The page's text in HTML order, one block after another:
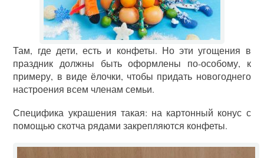
Там, где дети, есть и конфеты. Но эти угощения в
праздник должны быть оформлены по-особому, к
примеру, в виде ёлочки, чтобы придать новогоднего
настроения всем членам семьи.
Специфика украшения такая: на картонный конус с
помощью скотча рядами закрепляются конфеты.